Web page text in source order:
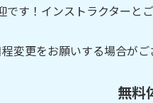
す！インストラクターとご
変更をお願いする場合がご
無料